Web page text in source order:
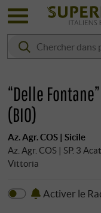
“Delle
(BIO)
Az. Agr. COS | Sicile
Az. Agr. COS | SP. 3
Vittoria
Activer le